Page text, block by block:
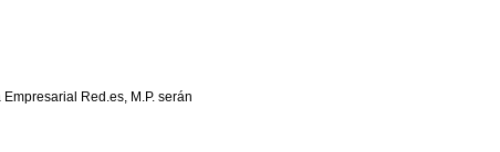
Red.es, M.P. serán